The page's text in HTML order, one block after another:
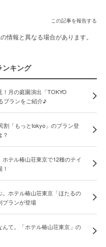
この記事を報告する
情報と異なる場合があります。
ンキング
月の庭園演出「TOKYO
プランをご紹介♪
割「もっとtokyo」のプラン登
ホテル椿山荘東京で12種のテイ
ホテル椿山荘東京「ほたるの
プランが登場
て。「ホテル椿山荘東京」の